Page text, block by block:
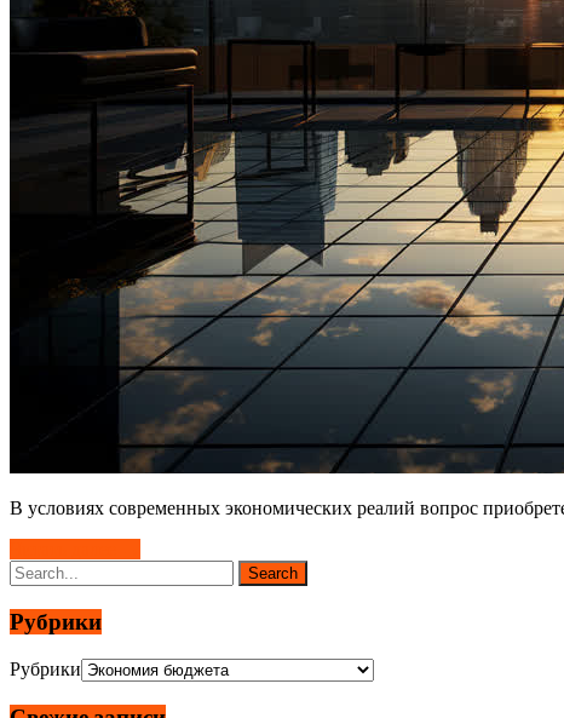
В условиях современных экономических реалий вопрос
Рубрики
Рубрики